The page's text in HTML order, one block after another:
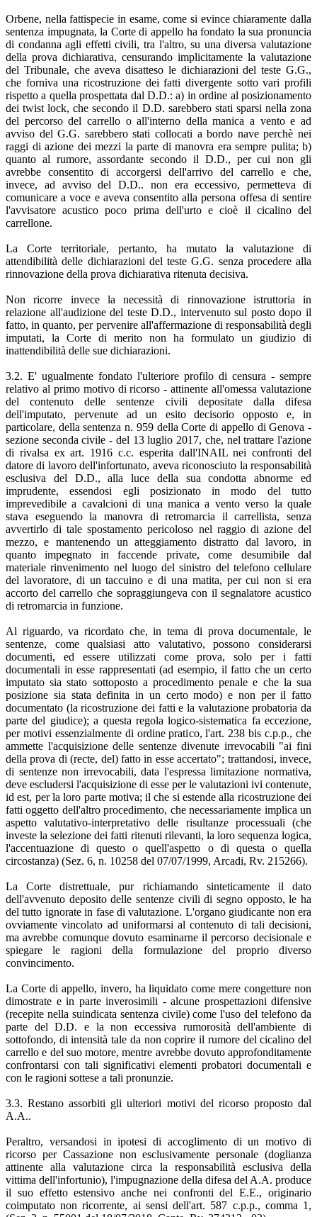
Orbene, nella fattispecie in esame, come si evince chiaramente dalla
sentenza impugnata, la Corte di appello ha fondato la sua pronuncia
di condanna agli effetti civili, tra l'altro, su una diversa valutazione
della prova dichiarativa, censurando implicitamente la valutazione
del Tribunale, che aveva disatteso le dichiarazioni del teste G.G.,
che forniva una ricostruzione dei fatti divergente sotto vari profili
rispetto a quella prospettata dal D.D.: a) in ordine al posizionamento
dei twist lock, che secondo il D.D. sarebbero stati sparsi nella zona
del percorso del carrello o all'interno della manica a vento e ad
avviso del G.G. sarebbero stati collocati a bordo nave perchè nei
raggi di azione dei mezzi la parte di manovra era sempre pulita; b)
quanto al rumore, assordante secondo il D.D., per cui non gli
avrebbe consentito di accorgersi dell'arrivo del carrello e che,
invece, ad avviso del D.D.. non era eccessivo, permetteva di
comunicare a voce e aveva consentito alla persona offesa di sentire
l'avvisatore acustico poco prima dell'urto e cioè il cicalino del
carrellone.
La Corte territoriale, pertanto, ha mutato la valutazione di
attendibilità delle dichiarazioni del teste G.G. senza procedere alla
rinnovazione della prova dichiarativa ritenuta decisiva.
Non ricorre invece la necessità di rinnovazione istruttoria in
relazione all'audizione del teste D.D., intervenuto sul posto dopo il
fatto, in quanto, per pervenire all'affermazione di responsabilità degli
imputati, la Corte di merito non ha formulato un giudizio di
inattendibilità delle sue dichiarazioni.
3.2. E' ugualmente fondato l'ulteriore profilo di censura - sempre
relativo al primo motivo di ricorso - attinente all'omessa valutazione
del contenuto delle sentenze civili depositate dalla difesa
dell'imputato, pervenute ad un esito decisorio opposto e, in
particolare, della sentenza n. 959 della Corte di appello di Genova -
sezione seconda civile - del 13 luglio 2017, che, nel trattare l'azione
di rivalsa ex art. 1916 c.c. esperita dall'INAIL nei confronti del
datore di lavoro dell'infortunato, aveva riconosciuto la responsabilità
esclusiva del D.D., alla luce della sua condotta abnorme ed
imprudente, essendosi egli posizionato in modo del tutto
imprevedibile a cavalcioni di una manica a vento verso la quale
stava eseguendo la manovra di retromarcia il carrellista, senza
avvertirlo di tale spostamento pericoloso nel raggio di azione del
mezzo, e mantenendo un atteggiamento distratto dal lavoro, in
quanto impegnato in faccende private, come desumibile dal
materiale rinvenimento nel luogo del sinistro del telefono cellulare
del lavoratore, di un taccuino e di una matita, per cui non si era
accorto del carrello che sopraggiungeva con il segnalatore acustico
di retromarcia in funzione.
Al riguardo, va ricordato che, in tema di prova documentale, le
sentenze, come qualsiasi atto valutativo, possono considerarsi
documenti, ed essere utilizzati come prova, solo per i fatti
documentali in esse rappresentati (ad esempio, il fatto che un certo
imputato sia stato sottoposto a procedimento penale e che la sua
posizione sia stata definita in un certo modo) e non per il fatto
documentato (la ricostruzione dei fatti e la valutazione probatoria da
parte del giudice); a questa regola logico-sistematica fa eccezione,
per motivi essenzialmente di ordine pratico, l'art. 238 bis c.p.p., che
ammette l'acquisizione delle sentenze divenute irrevocabili "ai fini
della prova di (recte, del) fatto in esse accertato"; trattandosi, invece,
di sentenze non irrevocabili, data l'espressa limitazione normativa,
deve escludersi l'acquisizione di esse per le valutazioni ivi contenute,
id est, per la loro parte motiva; il che si estende alla ricostruzione dei
fatti oggetto dell'altro procedimento, che necessariamente implica un
aspetto valutativo-interpretativo delle risultanze processuali (che
investe la selezione dei fatti ritenuti rilevanti, la loro sequenza logica,
l'accentuazione di questo o quell'aspetto o di questa o quella
circostanza) (Sez. 6, n. 10258 del 07/07/1999, Arcadi, Rv. 215266).
La Corte distrettuale, pur richiamando sinteticamente il dato
dell'avvenuto deposito delle sentenze civili di segno opposto, le ha
del tutto ignorate in fase di valutazione. L'organo giudicante non era
ovviamente vincolato ad uniformarsi al contenuto di tali decisioni,
ma avrebbe comunque dovuto esaminarne il percorso decisionale e
spiegare le ragioni della formulazione del proprio diverso
convincimento.
La Corte di appello, invero, ha liquidato come mere congetture non
dimostrate e in parte inverosimili - alcune prospettazioni difensive
(recepite nella suindicata sentenza civile) come l'uso del telefono da
parte del D.D. e la non eccessiva rumorosità dell'ambiente di
sottofondo, di intensità tale da non coprire il rumore del cicalino del
carrello e del suo motore, mentre avrebbe dovuto approfonditamente
confrontarsi con tali significativi elementi probatori documentali e
con le ragioni sottese a tali pronunzie.
3.3. Restano assorbiti gli ulteriori motivi del ricorso proposto dal
A.A..
Peraltro, versandosi in ipotesi di accoglimento di un motivo di
ricorso per Cassazione non esclusivamente personale (doglianza
attinente alla valutazione circa la responsabilità esclusiva della
vittima dell'infortunio), l'impugnazione della difesa del A.A. produce
il suo effetto estensivo anche nei confronti del E.E., originario
coimputato non ricorrente, ai sensi dell'art. 587 c.p.p., comma 1,